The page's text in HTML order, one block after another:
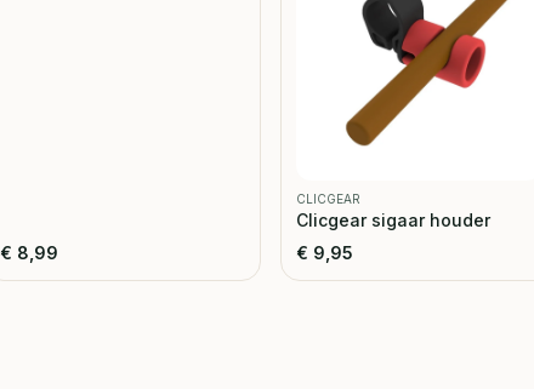
€ 8,99
CLICGEAR
Clicgear sigaar houder
€ 9,95